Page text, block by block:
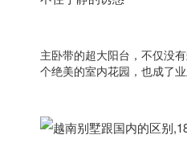
主卧带的超大阳台，不仅没
个绝美的室内花园，也成了